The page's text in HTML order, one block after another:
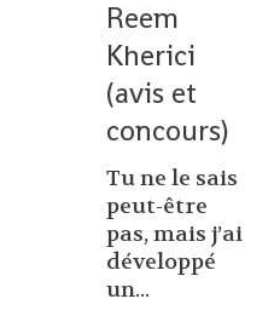
Reem
Kherici
(avis et
concours)
Tu ne le sais
peut-être
pas, mais j’ai
développé
un...